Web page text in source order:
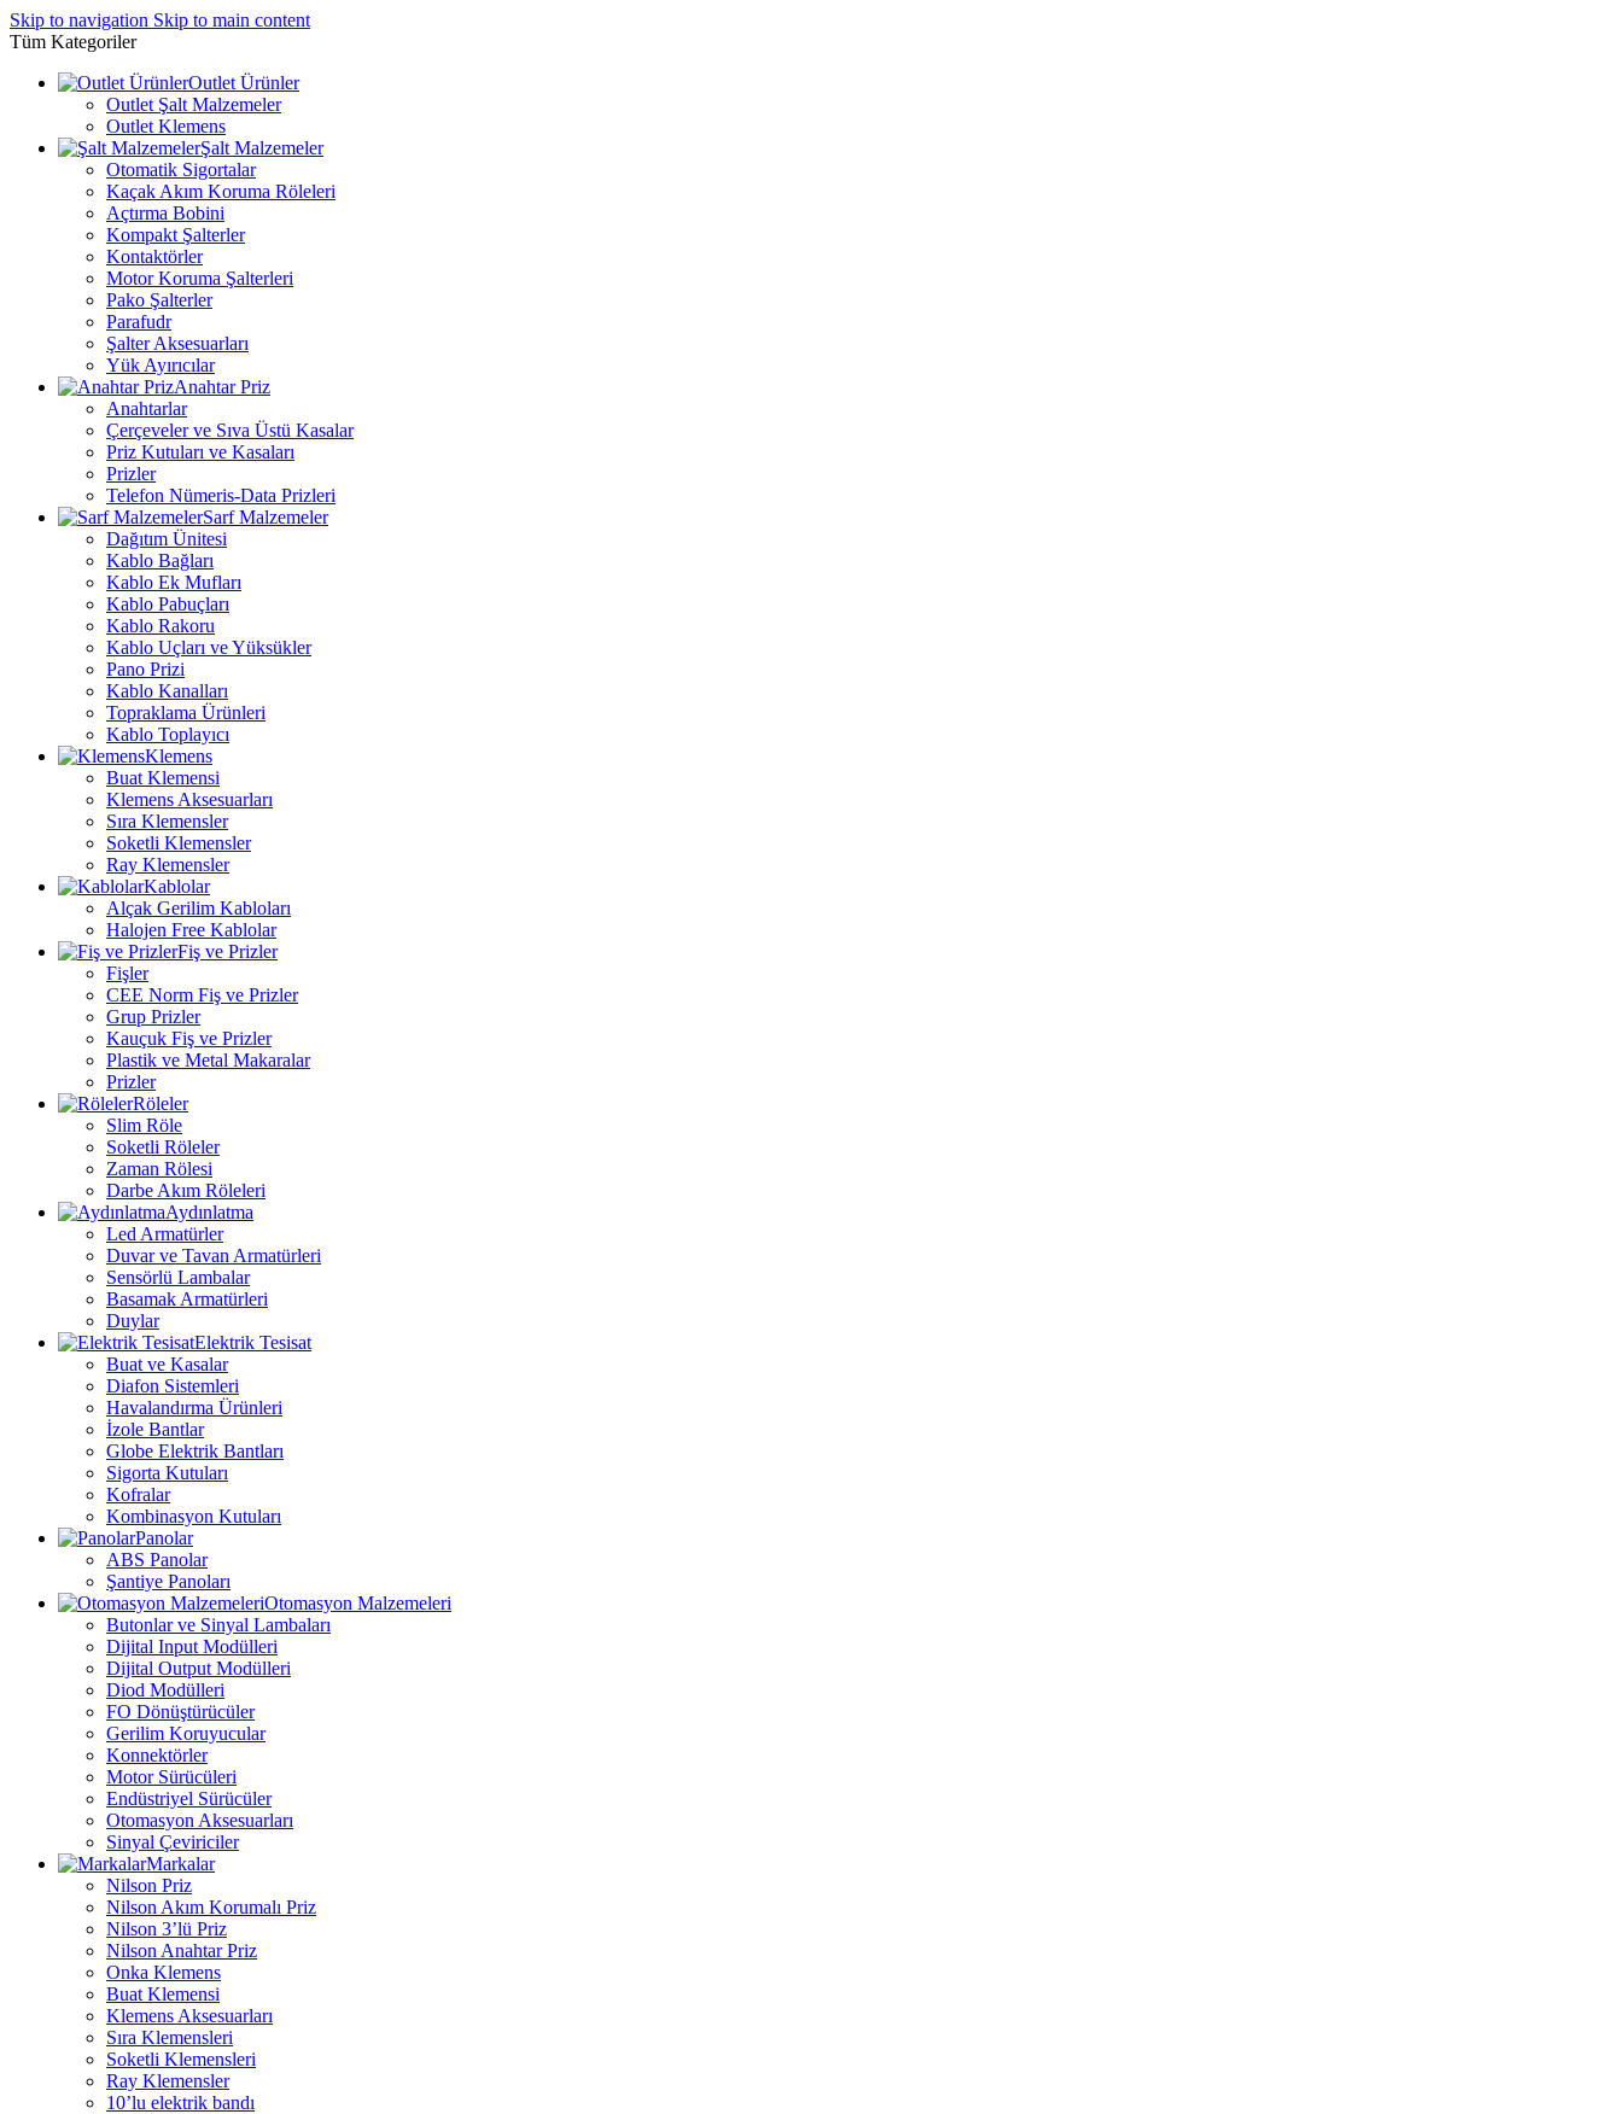
Skip to navigation Skip to main content
Tüm Kategoriler
Outlet Ürünler
Outlet Şalt Malzemeler
Outlet Klemens
Şalt Malzemeler
Otomatik Sigortalar
Kaçak Akım Koruma Röleleri
Açtırma Bobini
Kompakt Şalterler
Kontaktörler
Motor Koruma Şalterleri
Pako Şalterler
Parafudr
Şalter Aksesuarları
Yük Ayırıcılar
Anahtar Priz
Anahtarlar
Çerçeveler ve Sıva Üstü Kasalar
Priz Kutuları ve Kasaları
Prizler
Telefon Nümeris-Data Prizleri
Sarf Malzemeler
Dağıtım Ünitesi
Kablo Bağları
Kablo Ek Mufları
Kablo Pabuçları
Kablo Rakoru
Kablo Uçları ve Yüksükler
Pano Prizi
Kablo Kanalları
Topraklama Ürünleri
Kablo Toplayıcı
Klemens
Buat Klemensi
Klemens Aksesuarları
Sıra Klemensler
Soketli Klemensler
Ray Klemensler
Kablolar
Alçak Gerilim Kabloları
Halojen Free Kablolar
Fiş ve Prizler
Fişler
CEE Norm Fiş ve Prizler
Grup Prizler
Kauçuk Fiş ve Prizler
Plastik ve Metal Makaralar
Prizler
Röleler
Slim Röle
Soketli Röleler
Zaman Rölesi
Darbe Akım Röleleri
Aydınlatma
Led Armatürler
Duvar ve Tavan Armatürleri
Sensörlü Lambalar
Basamak Armatürleri
Duylar
Elektrik Tesisat
Buat ve Kasalar
Diafon Sistemleri
Havalandırma Ürünleri
İzole Bantlar
Globe Elektrik Bantları
Sigorta Kutuları
Kofralar
Kombinasyon Kutuları
Panolar
ABS Panolar
Şantiye Panoları
Otomasyon Malzemeleri
Butonlar ve Sinyal Lambaları
Dijital Input Modülleri
Dijital Output Modülleri
Diod Modülleri
FO Dönüştürücüler
Gerilim Koruyucular
Konnektörler
Motor Sürücüleri
Endüstriyel Sürücüler
Otomasyon Aksesuarları
Sinyal Çeviriciler
Markalar
Nilson Priz
Nilson Akım Korumalı Priz
Nilson 3’lü Priz
Nilson Anahtar Priz
Onka Klemens
Buat Klemensi
Klemens Aksesuarları
Sıra Klemensleri
Soketli Klemensleri
Ray Klemensler
10’lu elektrik bandı